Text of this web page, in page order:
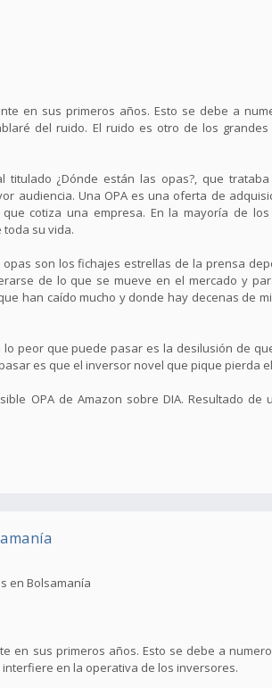
en sus primeros años. Esto se debe a
del ruido. El ruido es otro de los
¿Dónde están las opas?, que
audiencia. Una OPA es una oferta de
cotiza una empresa. En la mayoría de
su vida.
son los fichajes estrellas de la prensa
de lo que se mueve en el mercado y
han caído mucho y donde hay decenas de
peor que puede pasar es la desilusión de
es que el inversor novel que pique pierda
OPA de Amazon sobre DIA. Resultado
en Bolsamanía
en sus primeros años. Esto se debe a
en la operativa de los inversores.